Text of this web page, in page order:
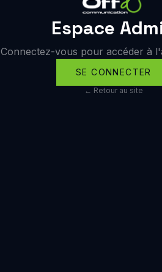
Espace
Connectez-vous pour accéder à
SE CONNECTER
← Retour au site